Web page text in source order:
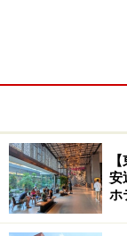
業平橋駅徒歩1分
プラザ』。公式
気
安
ホ